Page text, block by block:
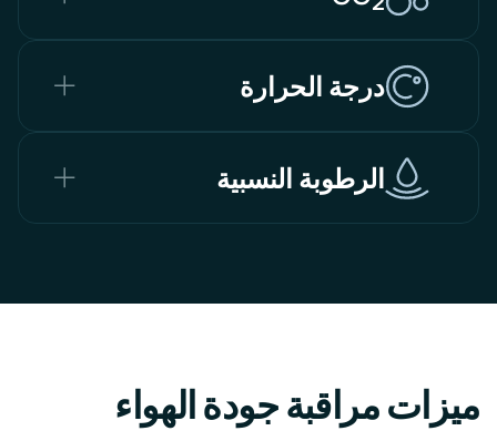
درجة الحرارة
الرطوبة النسبية
ميزات مراقبة جودة الهواء